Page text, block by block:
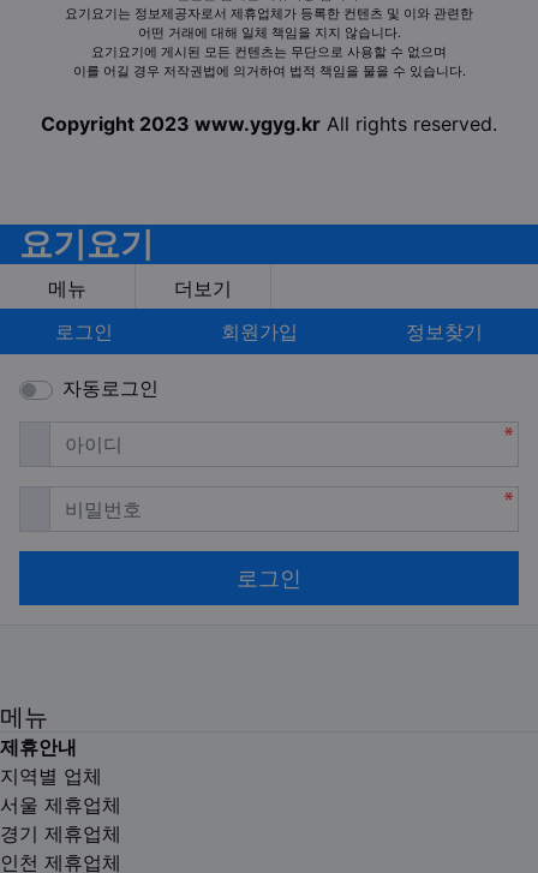
요기요기는 정보제공자로서 제휴업체가 등록한 컨텐츠 및 이와 관련한
어떤 거래에 대해 일체 책임을 지지 않습니다.
요기요기에 게시된 모든 컨텐츠는 무단으로 사용할 수 없으며
이를 어길 경우 저작권법에 의거하여 법적 책임을 물을 수 있습니다.
Copyright 2023 www.ygyg.kr All rights reserved.
요기요기
메뉴
더보기
로그인
회원가입 정보찾기
자동로그인
아이디 필수
비밀번호필수
로그인
메뉴
제휴안내
지역별 업체
서울 제휴업체
경기 제휴업체
인천 제휴업체